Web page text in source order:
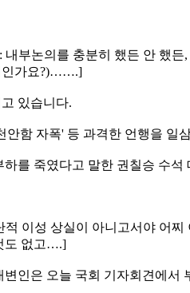
내부논의를 충분히 했든 안 했
인가요?)…….]
있습니다.
안함 자폭' 등 과격한 언행을 일
하를 죽였다고 말한 권칠승 수
적 이성 상실이 아니고서야 어
도 없고….]
인은 오늘 국회 기자회견에